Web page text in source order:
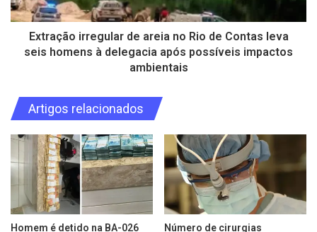
Extração irregular de areia no Rio de Contas leva
seis homens à delegacia após possíveis impactos
ambientais
Artigos relacionados
Homem é detido na BA-026
Número de cirurgias